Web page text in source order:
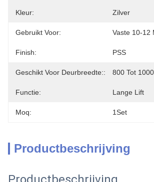
Kleur: Zilver
Gebruikt Voor: Vaste 10-12
Finish: PSS
Geschikt Voor Deurbreedte:: 800 Tot 1000
Functie: Lange Lift
Moq: 1Set
Productbeschrijving